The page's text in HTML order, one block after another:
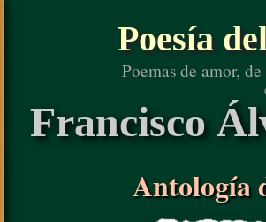
Poesía
Poemas de amor,
Francisco
Antología